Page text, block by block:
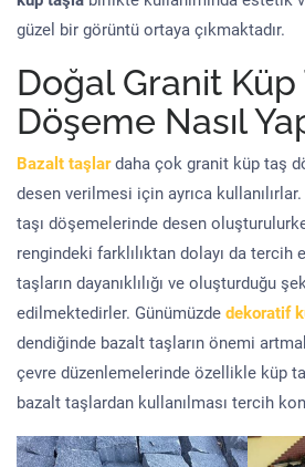
güzel bir görüntü ortaya çıkmaktadır.
Doğal Granit Küp
Döşeme Nasıl
Bazalt taşlardaha çok granit küp taş
desen verilmesi için ayrıca
taşı döşemelerinde desen
rengindeki farklılıktan dolayı da tercih
taşların dayanıklılığı ve oluşturduğu
edilmektedirler. Günümüzde dekoratif
dendiğinde bazalt taşların önemi
çevre düzenlemelerinde özellikle küp
bazalt taşlardan kullanılması tercih